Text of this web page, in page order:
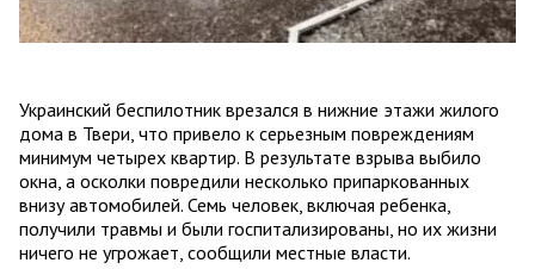
Украинский беспилотник врезался в нижние этажи жилого
дома в Твери, что привело к серьезным повреждениям
минимум четырех квартир. В результате взрыва выбило
окна, а осколки повредили несколько припаркованных
внизу автомобилей. Семь человек, включая ребенка,
получили травмы и были госпитализированы, но их жизни
ничего не угрожает, сообщили местные власти.